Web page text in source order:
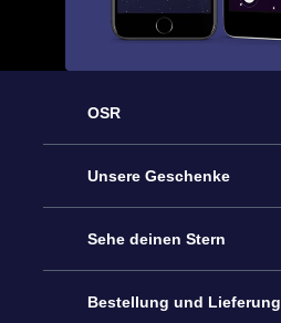
OSR
Service
Kontakt
Blog
Unsere Geschenke
Sterne schenken
OSR-Geschenkpaket
Sehe deinen Stern
Sternregister
Bestellung und Lieferung